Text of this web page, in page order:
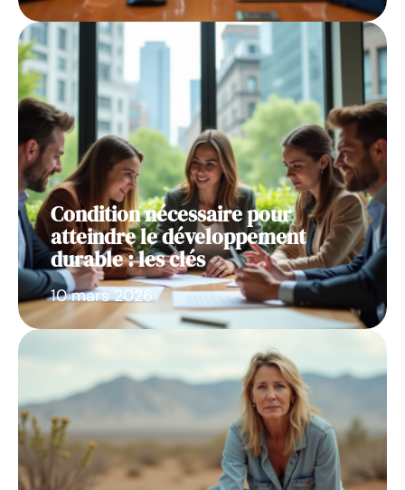
Condition nécessaire pour
atteindre le développement
durable : les clés
10 mars 2026